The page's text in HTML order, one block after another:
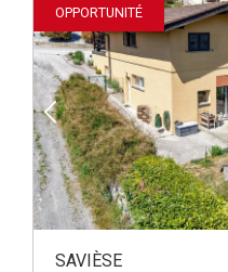
OPPORTUNITÉ
SAVIÈSE